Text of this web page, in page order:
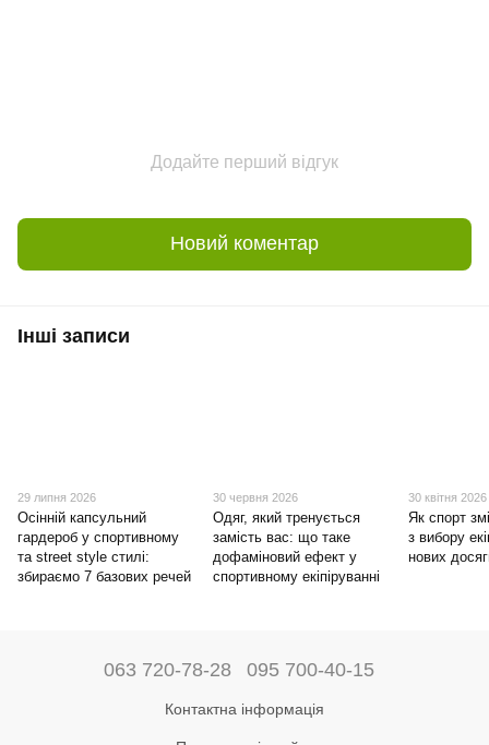
Додайте перший відгук
Новий коментар
Інші записи
29 липня 2026
Осінній капсульний
гардероб у спортивному
та street style стилі:
збираємо 7 базових речей
30 червня 2026
Одяг, який тренується
замість вас: що таке
дофаміновий ефект у
спортивному екіпіруванні
30 квітня 2026
Як спорт
з вибору
нових
063 720-78-28 095 700-40-15
Контактна інформація